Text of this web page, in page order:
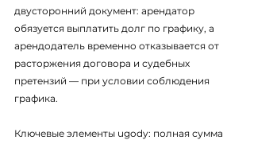
двусторонний документ: арендатор
обязуется выплатить долг по графику, а
арендодатель временно отказывается от
расторжения договора и судебных
претензий — при условии соблюдения
графика.
Ключевые элементы ugody: полная сумма